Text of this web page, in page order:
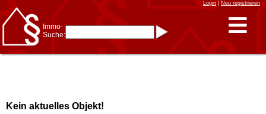
Login| Neu registrieren
Immo-
Suche:
* Suche verfeinern durch
Kombinieren
Kein aktuelles Objekt!